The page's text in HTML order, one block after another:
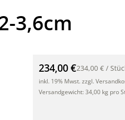
3,6cm
Bambus Rollzaun hell
234,00 €234,00 € /
inkl. 19% Mwst. zzgl.
Versandgewicht: 34,00 kg pro